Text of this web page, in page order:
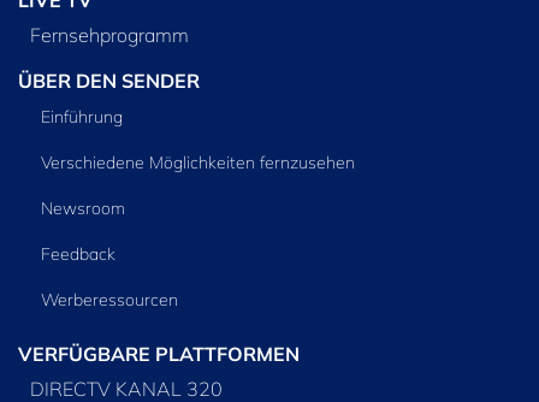
Fernsehprogramm
ÜBER DEN SENDER
Einführung
Verschiedene Möglichkeiten fernzusehen
Newsroom
Feedback
Werberessourcen
VERFÜGBARE PLATTFORMEN
DIRECTV KANAL 320